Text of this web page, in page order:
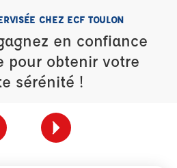
CHEZ ECF TOULON
en confiance
pour obtenir votre
sérénité !